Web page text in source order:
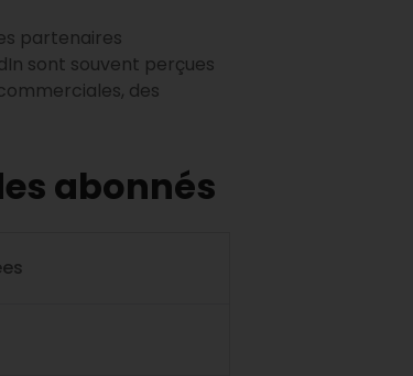
partenaires
sont souvent perçues
des
abonnés